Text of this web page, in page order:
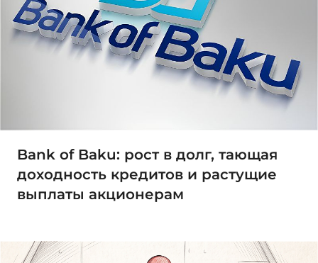
Bank of Baku: рост в долг, тающая
доходность кредитов и растущие
выплаты акционерам